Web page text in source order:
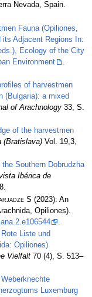
Nevada, Spain.
Fauna (Opiliones,
Adjacent Regions In:
Ecology of the City
Environment
of harvestmen
(Bulgaria): a mixed
of Arachnology 33, S.
of the harvestmen
(Bratislava) Vol. 19,3,
Southern Dobrudzha
Ibérica de
S (2023): An
Opiliones).
Rote Liste und
Opiliones)
Vielfalt 70 (4), S. 513–
Weberknechte
Luxemburg